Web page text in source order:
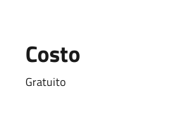
Costo
Gratuito